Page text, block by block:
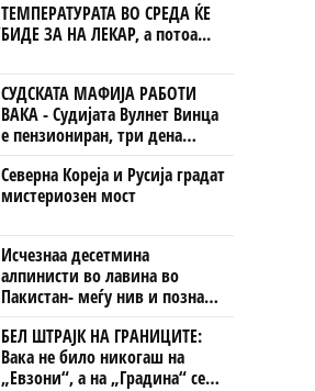
ТЕМПЕРАТУРАТА ВО СРЕДА ЌЕ
БИДЕ ЗА НА ЛЕКАР, а потоа...
СУДСКАТА МАФИЈА РАБОТИ
ВАКА - Судијата Вулнет Винца
е пензиониран, три дена
откако му го врати пасошот
на бизнисменот Марковски
Северна Кореја и Русија градат
мистериозен мост
Исчезнаа десетмина
алпинисти во лавина во
Пакистан- меѓу нив и познат
Непалец
БЕЛ ШТРАЈК НА ГРАНИЦИТЕ:
Вака не било никогаш на
„Евзони“, а на „Градина“ се